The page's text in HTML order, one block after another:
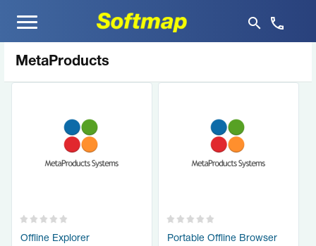
Меню
MetaProducts
Offline Explorer
Portable Offline Browser